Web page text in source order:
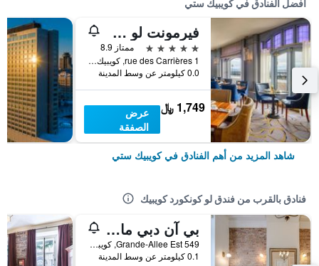
أفضل الفنادق في كويبيك ستي
فيرمونت لو شاتو فرونتناك
5 نجوم
ممتاز 8.9
1 rue des Carrières, كويبيك ستي, QC, كندا
0.0 كيلومتر عن وسط المدينة
1,749 ﷼
عرض
الصفقة
شاهد المزيد من أهم الفنادق في كويبيك ستي
فنادق بالقرب من فندق لو كونكورد كويبيك
بي آن دبي مانوار مون كالم
549 Grande-Allee Est, كويبيك ستي, QC, كندا
0.1 كيلومتر عن وسط المدينة